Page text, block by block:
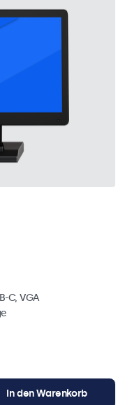
C, VGA
In den Warenkorb